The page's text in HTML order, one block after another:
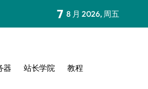
7 8 月 2026, 周五
器 站长学院 教程